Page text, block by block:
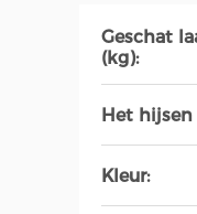
Geschat
(kg):
Het hijsen
Kleur: